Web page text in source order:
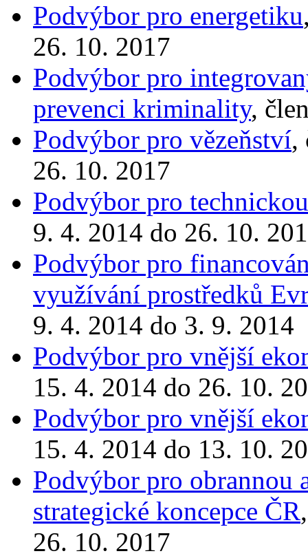
Podvýbor pro energetiku
26. 10. 2017
Podvýbor pro
prevenci kriminality,
Podvýbor pro vězeňství,
26. 10. 2017
Podvýbor pro
9. 4. 2014 do 26. 10.
Podvýbor pro
využívání prostředků
9. 4. 2014 do 3. 9. 2014
Podvýbor pro vnější
15. 4. 2014 do 26. 10.
Podvýbor pro vnější
15. 4. 2014 do 13. 10.
Podvýbor pro obrannou
strategické koncepce ČR
26. 10. 2017